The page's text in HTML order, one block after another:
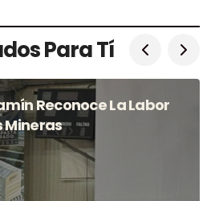
Para Tí
Reconoce La Labor
Mineras